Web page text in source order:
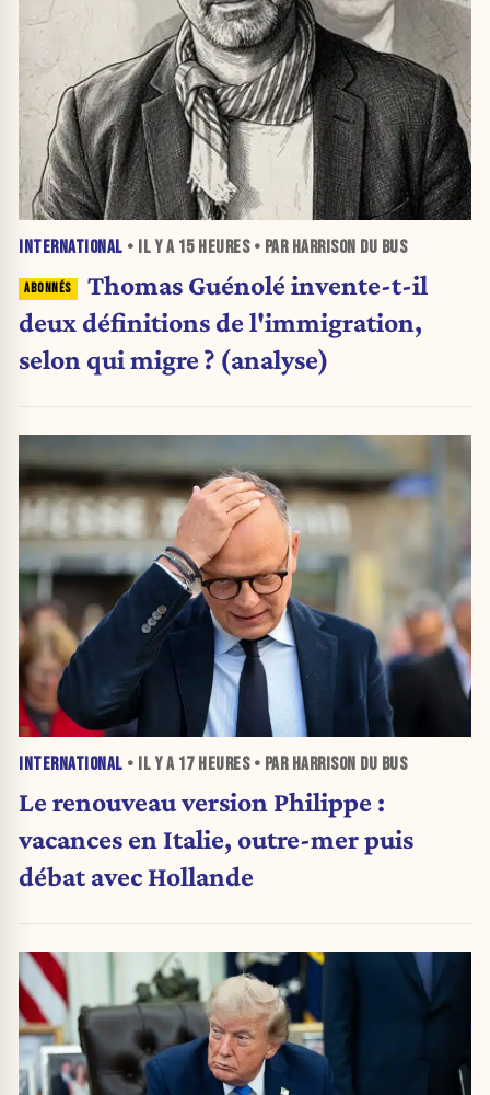
INTERNATIONAL • IL Y A 15 HEURES• PAR HARRISON DU BUS
Thomas Guénolé invente-t-il
deux définitions de l'immigration,
selon qui migre ? (analyse)
INTERNATIONAL • IL Y A 17 HEURES• PAR HARRISON DU BUS
Le renouveau version Philippe :
vacances en Italie, outre-mer puis
débat avec Hollande